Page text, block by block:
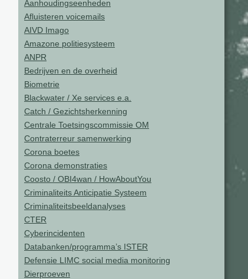
Aanhoudingseenheden
Afluisteren voicemails
AIVD Imago
Amazone politiesysteem
ANPR
Bedrijven en de overheid
Biometrie
Blackwater / Xe services e.a.
Catch / Gezichtsherkenning
Centrale Toetsingscommissie OM
Contraterreur samenwerking
Corona boetes
Corona demonstraties
Coosto / OBI4wan / HowAboutYou
Criminaliteits Anticipatie Systeem
Criminaliteitsbeeldanalyses
CTER
Cyberincidenten
Databanken/programma’s ISTER
Defensie LIMC social media monitoring
Dierproeven